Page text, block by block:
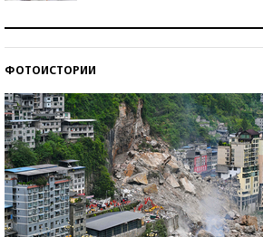
ФОТОИСТОРИИ